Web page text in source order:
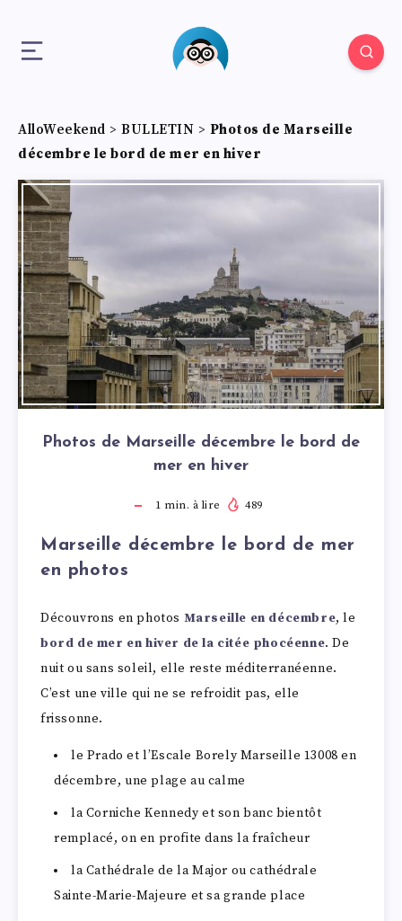
AlloWeekend > BULLETIN > Photos de Marseille
décembre le bord de mer en hiver
Photos de Marseille décembre le bord de
mer en hiver
1 min. à lire 489
Marseille décembre le bord de mer
en photos
Découvrons en photos Marseille en décembre, le
bord de mer en hiver de la citée phocéenne. De
nuit ou sans soleil, elle reste méditerranéenne.
C’est une ville qui ne se refroidit pas, elle
frissonne.
le Prado et l’Escale Borely Marseille 13008 en
décembre, une plage au calme
la Corniche Kennedy et son banc bientôt
remplacé, on en profite dans la fraîcheur
la Cathédrale de la Major ou cathédrale
Sainte-Marie-Majeure et sa grande place